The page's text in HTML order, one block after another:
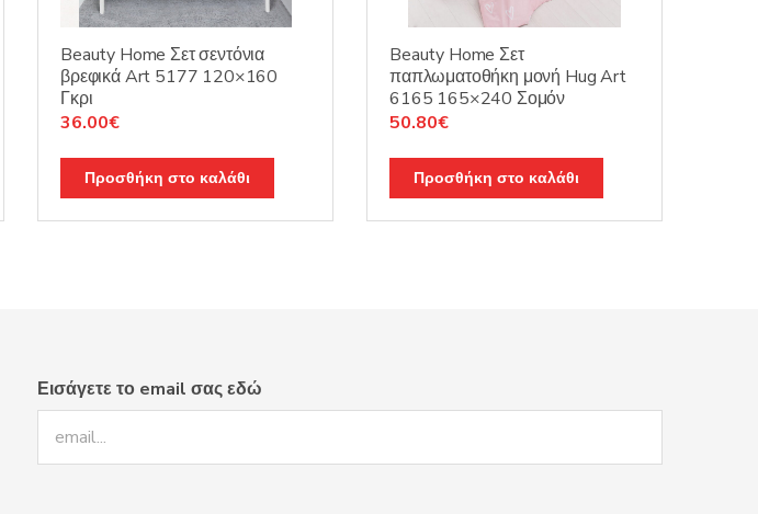
Beauty Home Σετ σεντόνια
βρεφικά Art 5177 120×160
Γκρι
Original
was:
45.00€.
36.00€Η
τιμή
είναι:
36.00€.
Προσθήκη στο καλάθι
Beauty Home Σετ
παπλωματοθήκη μονή Hug Art
6165 165×240 Σομόν
Original
was:
63.50€.
50.80€Η
τιμή
είναι:
50.80€.
Προσθήκη στο καλάθι
Εισάγετε το email σας εδώ